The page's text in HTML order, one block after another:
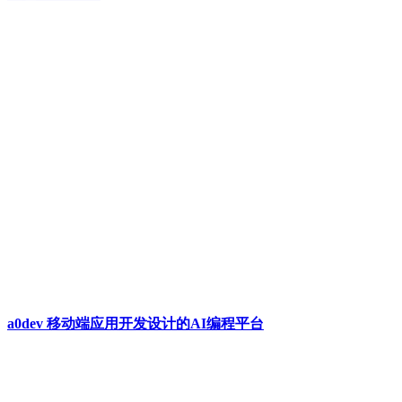
a0dev 移动端应用开发设计的AI编程平台